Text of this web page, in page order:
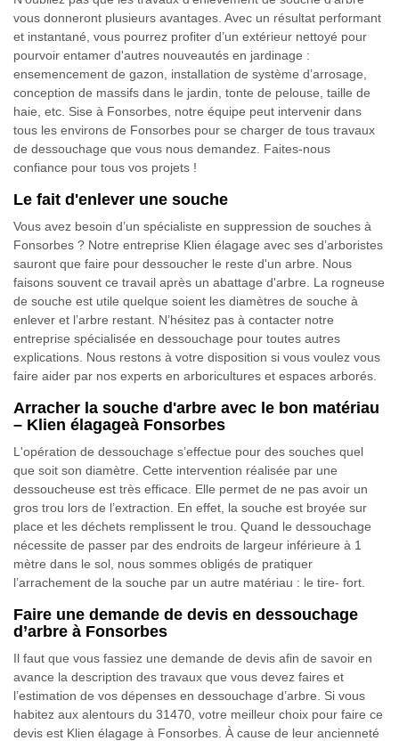
vous donneront plusieurs avantages. Avec un résultat performant
et instantané, vous pourrez profiter d’un extérieur nettoyé pour
pourvoir entamer d'autres nouveautés en jardinage :
ensemencement de gazon, installation de système d’arrosage,
conception de massifs dans le jardin, tonte de pelouse, taille de
haie, etc. Sise à Fonsorbes, notre équipe peut intervenir dans
tous les environs de Fonsorbes pour se charger de tous travaux
de dessouchage que vous nous demandez. Faites-nous
confiance pour tous vos projets !
Le fait d'enlever une souche
Vous avez besoin d’un spécialiste en suppression de souches à
Fonsorbes ? Notre entreprise Klien élagage avec ses d’arboristes
sauront que faire pour dessoucher le reste d'un arbre. Nous
faisons souvent ce travail après un abattage d'arbre. La rogneuse
de souche est utile quelque soient les diamètres de souche à
enlever et l’arbre restant. N’hésitez pas à contacter notre
entreprise spécialisée en dessouchage pour toutes autres
explications. Nous restons à votre disposition si vous voulez vous
faire aider par nos experts en arboricultures et espaces arborés.
Arracher la souche d'arbre avec le bon matériau
– Klien élagageà Fonsorbes
L'opération de dessouchage s’effectue pour des souches quel
que soit son diamètre. Cette intervention réalisée par une
dessoucheuse est très efficace. Elle permet de ne pas avoir un
gros trou lors de l’extraction. En effet, la souche est broyée sur
place et les déchets remplissent le trou. Quand le dessouchage
nécessite de passer par des endroits de largeur inférieure à 1
mètre dans le sol, nous sommes obligés de pratiquer
l’arrachement de la souche par un autre matériau : le tire- fort.
Faire une demande de devis en dessouchage
d’arbre à Fonsorbes
Il faut que vous fassiez une demande de devis afin de savoir en
avance la description des travaux que vous devez faires et
l’estimation de vos dépenses en dessouchage d’arbre. Si vous
habitez aux alentours du 31470, votre meilleur choix pour faire ce
devis est Klien élagage à Fonsorbes. À cause de leur ancienneté